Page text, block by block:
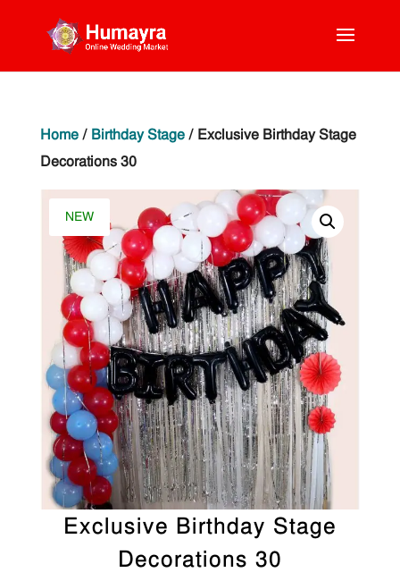
Home/ Birthday Stage/ Exclusive Birthday Stage
Decorations 30
NEW
Exclusive Birthday Stage
Decorations 30